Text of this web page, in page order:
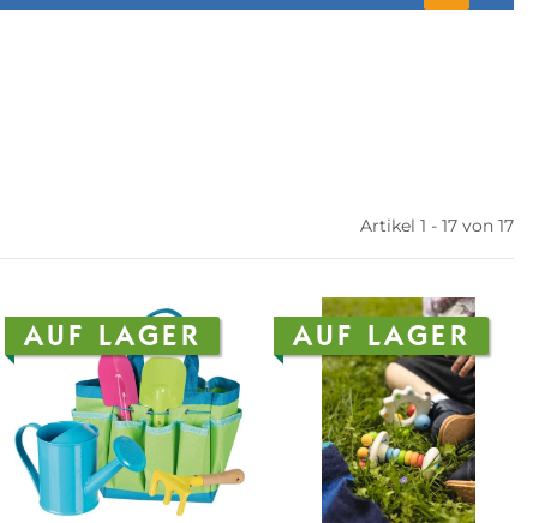
Artikel 1 - 17 von 17
AUF LAGER AUF LAGER